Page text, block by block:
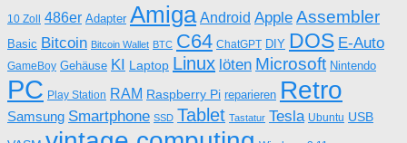
10 Zoll 486er Adapter Amiga Android Apple Assembler
Basic Bitcoin Bitcoin Wallet BTC C64 ChatGPT DIY DOS E-Auto
GameBoy Gehäuse KI Laptop Linux löten Microsoft Nintendo
PC Play Station RAM Raspberry Pi reparieren Retro
Samsung Smartphone SSD Tablet Tastatur Tesla Ubuntu USB